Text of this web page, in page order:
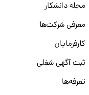
مجله دانشکار
معرفی شرکت‌ها
کارفرمایان
ثبت آگهی شغلی
تعرفه‌ها